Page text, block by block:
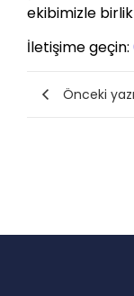
ekibimizle
İletişime geçin:
Önceki yazı